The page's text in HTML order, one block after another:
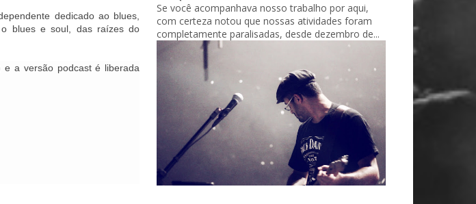
dedicado ao blues,
blues e soul, das raízes do
a versão podcast é liberada
Se você acompanhava nosso trabalho por aqui,
com certeza notou que nossas atividades foram
completamente paralisadas, desde dezembro de...